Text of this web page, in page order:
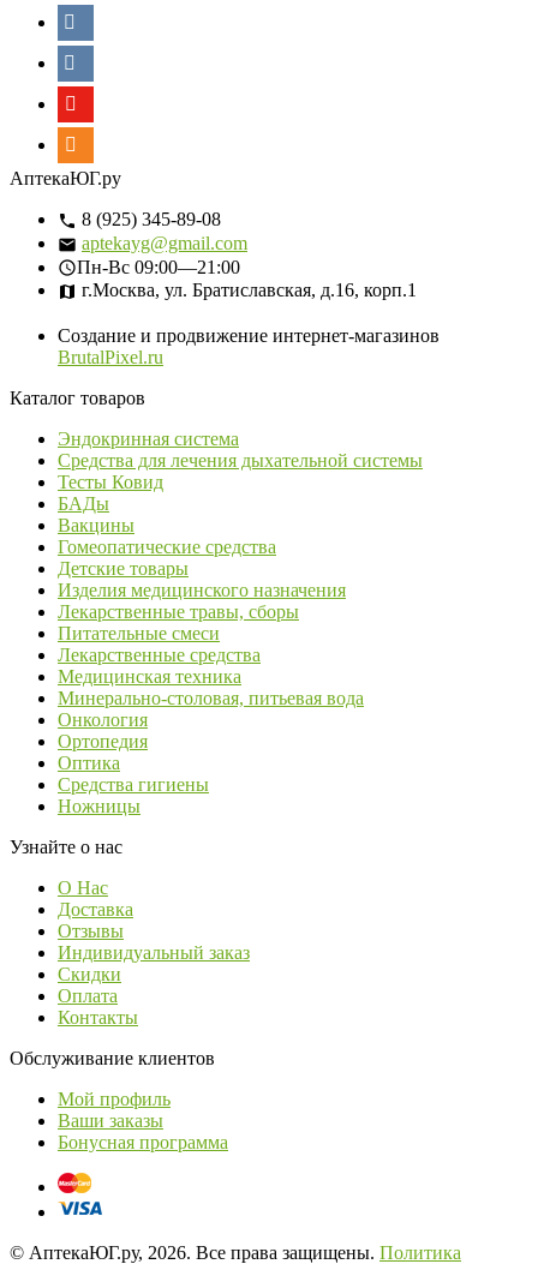
АптекаЮГ.ру
8 (925) 345-89-08
aptekayg@gmail.com
Пн-Вс 09:00—21:00
г.Москва, ул. Братиславская, д.16, корп.1
Создание и продвижение интернет-магазинов
BrutalPixel.ru
Каталог товаров
Эндокринная система
Средства для лечения дыхательной системы
Тесты Ковид
БАДы
Вакцины
Гомеопатические средства
Детские товары
Изделия медицинского назначения
Лекарственные травы, сборы
Питательные смеси
Лекарственные средства
Медицинская техника
Минерально-столовая, питьевая вода
Онкология
Ортопедия
Оптика
Средства гигиены
Ножницы
Узнайте о нас
О Нас
Доставка
Отзывы
Индивидуальный заказ
Скидки
Оплата
Контакты
Обслуживание клиентов
Мой профиль
Ваши заказы
Бонусная программа
© АптекаЮГ.ру, 2026. Все права защищены. Политика